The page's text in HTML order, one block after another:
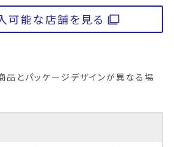
可能な店舗を見る
とパッケージデザインが異なる場